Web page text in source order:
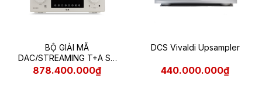
BỘ GIẢI MÃ
DAC/STREAMING T+A SD
3100 HV
878.400.000₫
DCS Vivaldi Upsampler
440.000.000₫